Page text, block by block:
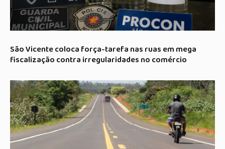
São Vicente coloca força-tarefa nas ruas em mega
fiscalização contra irregularidades no comércio